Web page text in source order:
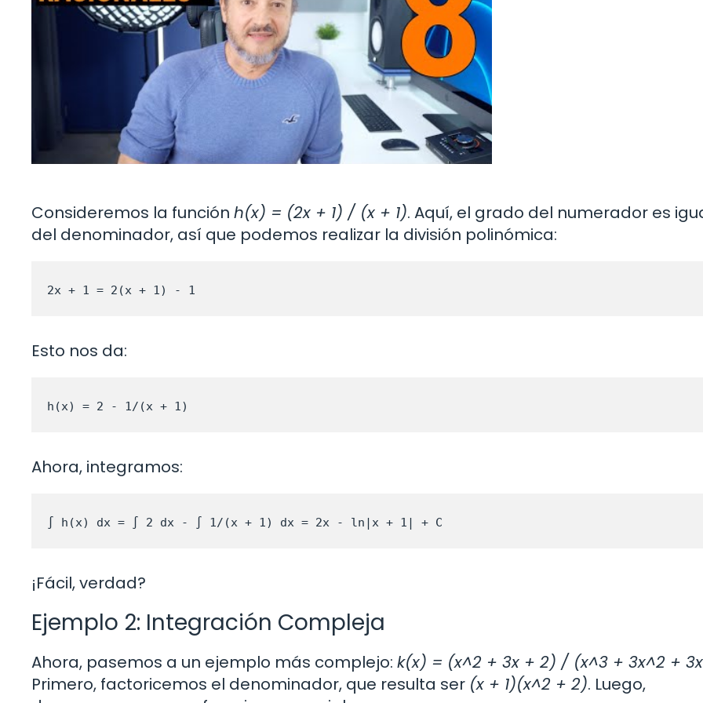
Consideremos la función h(x) = (2x + 1) / (x + 1). Aquí, el grado del numerador es
del denominador, así que podemos realizar la división polinómica:
2x + 1 = 2(x + 1) - 1
Esto nos da:
h(x) = 2 - 1/(x + 1)
Ahora, integramos:
∫ h(x) dx = ∫ 2 dx - ∫ 1/(x + 1) dx = 2x - ln|x + 1| + C
¡Fácil, verdad?
Ejemplo 2: Integración Compleja
Ahora, pasemos a un ejemplo más complejo: k(x) = (x^2 + 3x + 2) / (x^3 + 3x^2 +
Primero, factoricemos el denominador, que resulta ser (x + 1)(x^2 + 2). Luego,